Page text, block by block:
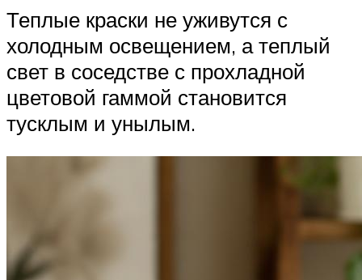
Теплые краски не уживутся с
холодным освещением, а теплый
свет в соседстве с прохладной
цветовой гаммой становится
тусклым и унылым.